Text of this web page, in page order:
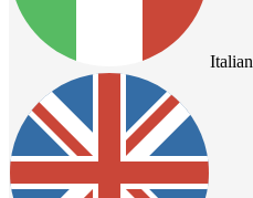
Italian